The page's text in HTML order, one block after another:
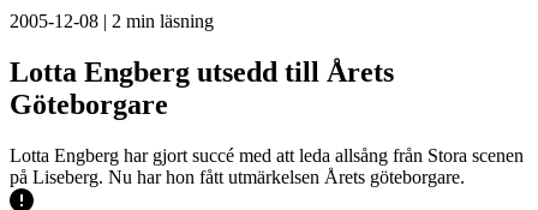
2005-12-08 | 2 min läsning
Lotta Engberg utsedd till Årets
Göteborgare
Lotta Engberg har gjort succé med att leda allsång från Stora scenen
på Liseberg. Nu har hon fått utmärkelsen Årets göteborgare.